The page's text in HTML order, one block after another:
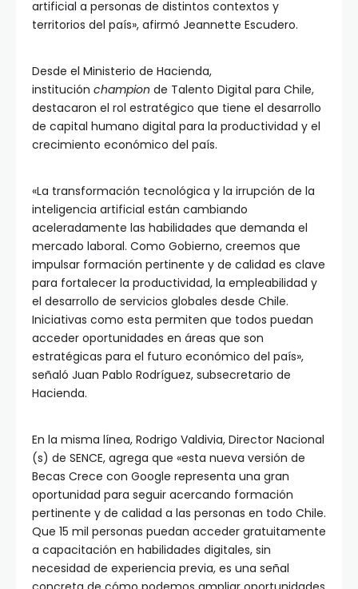
artificial a personas de distintos contextos y
territorios del país», afirmó Jeannette Escudero.
Desde el Ministerio de Hacienda,
institución champion de Talento Digital para Chile,
destacaron el rol estratégico que tiene el desarrollo
de capital humano digital para la productividad y el
crecimiento económico del país.
«La transformación tecnológica y la irrupción de la
inteligencia artificial están cambiando
aceleradamente las habilidades que demanda el
mercado laboral. Como Gobierno, creemos que
impulsar formación pertinente y de calidad es clave
para fortalecer la productividad, la empleabilidad y
el desarrollo de servicios globales desde Chile.
Iniciativas como esta permiten que todos puedan
acceder oportunidades en áreas que son
estratégicas para el futuro económico del país»,
señaló Juan Pablo Rodríguez, subsecretario de
Hacienda.
En la misma línea, Rodrigo Valdivia, Director Nacional
(s) de SENCE, agrega que «esta nueva versión de
Becas Crece con Google representa una gran
oportunidad para seguir acercando formación
pertinente y de calidad a las personas en todo Chile.
Que 15 mil personas puedan acceder gratuitamente
a capacitación en habilidades digitales, sin
necesidad de experiencia previa, es una señal